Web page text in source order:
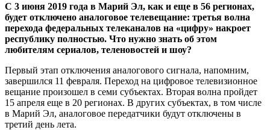
С 3 июня 2019 года в Марий Эл, как и еще в 56 регионах,
будет отключено аналоговое телевещание: третья волна
перехода федеральных телеканалов на «цифру» накроет
республику полностью. Что нужно знать об этом
любителям сериалов, теленовостей и шоу?
Первый этап отключения аналогового сигнала, напомним,
завершился 11 февраля. Переход на цифровое телевизионное
вещание произошел в семи субъектах. Вторая волна пройдет
15 апреля еще в 20 регионах. В других субъектах, в том числе
в Марий Эл, аналоговое передатчики будут отключены в
третий день лета.